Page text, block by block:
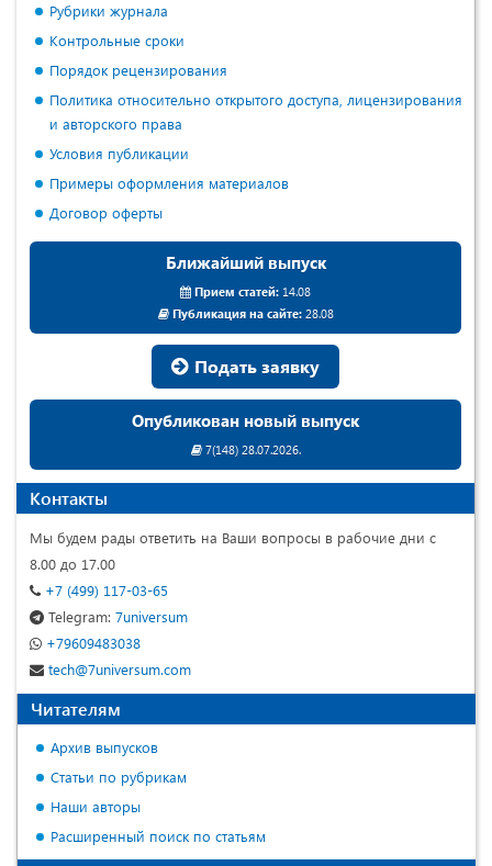
Рубрики журнала
Контрольные сроки
Порядок рецензирования
Политика относительно открытого доступа, лицензирования
и авторского права
Условия публикации
Примеры оформления материалов
Договор оферты
Ближайший выпуск
Прием статей: 14.08
Публикация на сайте:28.08
Подать заявку
Опубликован новый выпуск
7(148) 28.07.2026.
Контакты
Мы будем рады ответить на Ваши вопросы в рабочие дни с
8.00 до 17.00
+7 (499) 117-03-65
Telegram: 7universum
+79609483038
tech@7universum.com
Читателям
Архив выпусков
Статьи по рубрикам
Наши авторы
Расширенный поиск по статьям